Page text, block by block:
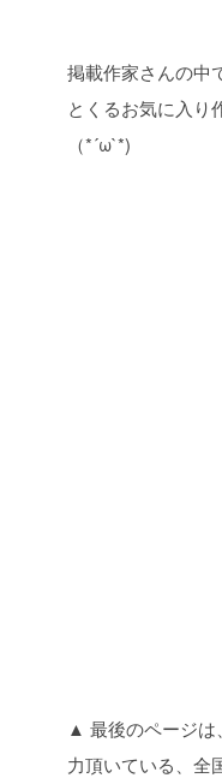
掲載作家さんの中
とくるお気に入り
（*´ω`*)
▲ 最後のページは
力頂いている、